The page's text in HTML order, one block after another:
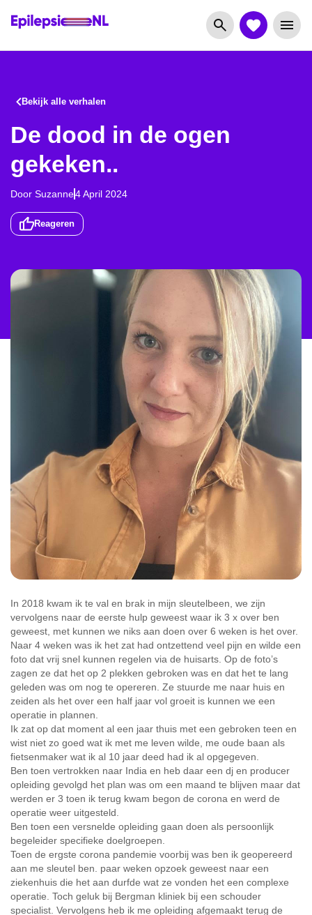
Bekijk alle verhalen
De dood in de ogen
gekeken..
Door Suzanne4 April 2024
Reageren
In 2018 kwam ik te val en brak in mijn sleutelbeen, we zijn
vervolgens naar de eerste hulp geweest waar ik 3 x over ben
geweest, met kunnen we niks aan doen over 6 weken is het over.
Naar 4 weken was ik het zat had ontzettend veel pijn en wilde een
foto dat vrij snel kunnen regelen via de huisarts. Op de foto’s
zagen ze dat het op 2 plekken gebroken was en dat het te lang
geleden was om nog te opereren. Ze stuurde me naar huis en
zeiden als het over een half jaar vol groeit is kunnen we een
operatie in plannen.
Ik zat op dat moment al een jaar thuis met een gebroken teen en
wist niet zo goed wat ik met me leven wilde, me oude baan als
fietsenmaker wat ik al 10 jaar deed had ik al opgegeven.
Ben toen vertrokken naar India en heb daar een dj en producer
opleiding gevolgd het plan was om een maand te blijven maar dat
werden er 3 toen ik terug kwam begon de corona en werd de
operatie weer uitgesteld.
Ben toen een versnelde opleiding gaan doen als persoonlijk
begeleider specifieke doelgroepen.
Toen de ergste corona pandemie voorbij was ben ik geopereerd
aan me sleutel ben. paar weken opzoek geweest naar een
ziekenhuis die het aan durfde wat ze vonden het een complexe
operatie. Toch geluk bij Bergman kliniek bij een schouder
specialist. Vervolgens heb ik me opleiding afgemaakt terug de